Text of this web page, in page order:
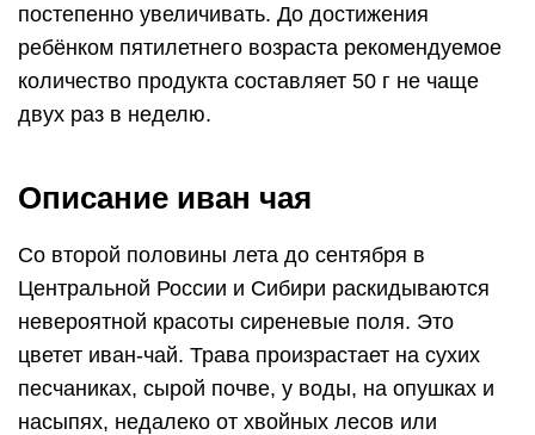
постепенно увеличивать. До достижения
ребёнком пятилетнего возраста рекомендуемое
количество продукта составляет 50 г не чаще
двух раз в неделю.
Описание иван чая
Со второй половины лета до сентября в
Центральной России и Сибири раскидываются
невероятной красоты сиреневые поля. Это
цветет иван-чай. Трава произрастает на сухих
песчаниках, сырой почве, у воды, на опушках и
насыпях, недалеко от хвойных лесов или